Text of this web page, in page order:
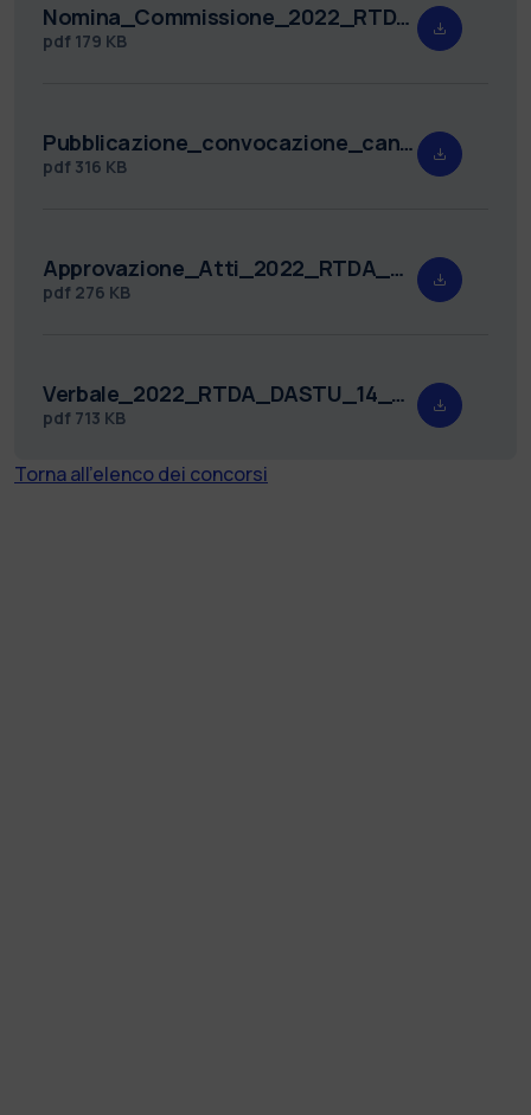
Nomina_Commissione_2022_RTDA_DASTU_14.pdf
pdf 179 KB
Pubblicazione_convocazione_candidati_2022_RTDA_DASTU_14.pdf
pdf 316 KB
Approvazione_Atti_2022_RTDA_DASTU_14.pdf
pdf 276 KB
Verbale_2022_RTDA_DASTU_14_Redatto.pdf
pdf 713 KB
Torna all'elenco dei concorsi